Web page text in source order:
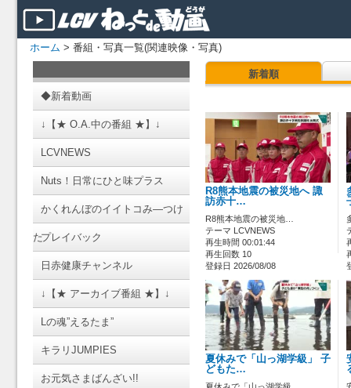
ホーム > 番組・写真一覧(関連映像・写真)
◆新着動画
↓【★ O.A.中の番組 ★】↓
LCVNEWS
Nuts！日常にひと味プラス
かくれんぼのイイトコみ―つけ
たプレイバック
日赤健康チャンネル
↓【★ アーカイブ番組 ★】↓
Lの魂”えるたま”
キラリJUMPIES
お元気さまばんざい!!
新着順
R8熊本地震の被災地へ 諏
訪赤十…
R8熊本地震の被災地…
テーマ LCVNEWS
再生時間 00:01:44
再生回数 10
登録日 2026/08/08
夏休みで「山っ湖学級」 子
どもた…